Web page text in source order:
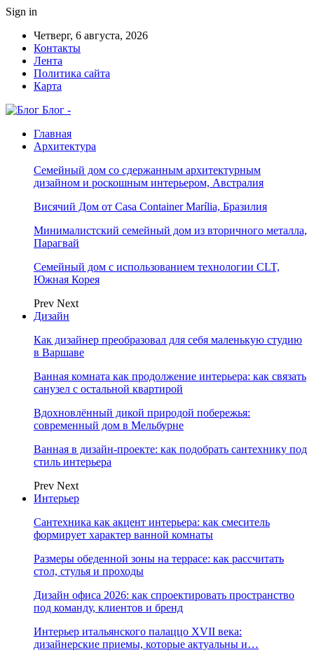
Sign in
Четверг, 6 августа, 2026
Контакты
Лента
Политика сайта
Карта
Блог -
Главная
Архитектура
Семейный дом со сдержанным архитектурным
дизайном и роскошным интерьером, Австралия
Висячий Дом от Casa Container Marília, Бразилия
Минималистский семейный дом из вторичного металла,
Парагвай
Семейный дом с использованием технологии CLT,
Южная Корея
Prev Next
Дизайн
Как дизайнер преобразовал для себя маленькую студию
в Варшаве
Ванная комната как продолжение интерьера: как связать
санузел с остальной квартирой
Вдохновлённый дикой природой побережья:
современный дом в Мельбурне
Ванная в дизайн-проекте: как подобрать сантехнику под
стиль интерьера
Prev Next
Интерьер
Сантехника как акцент интерьера: как смеситель
формирует характер ванной комнаты
Размеры обеденной зоны на террасе: как рассчитать
стол, стулья и проходы
Дизайн офиса 2026: как спроектировать пространство
под команду, клиентов и бренд
Интерьер итальянского палаццо XVII века:
дизайнерские приемы, которые актуальны и…